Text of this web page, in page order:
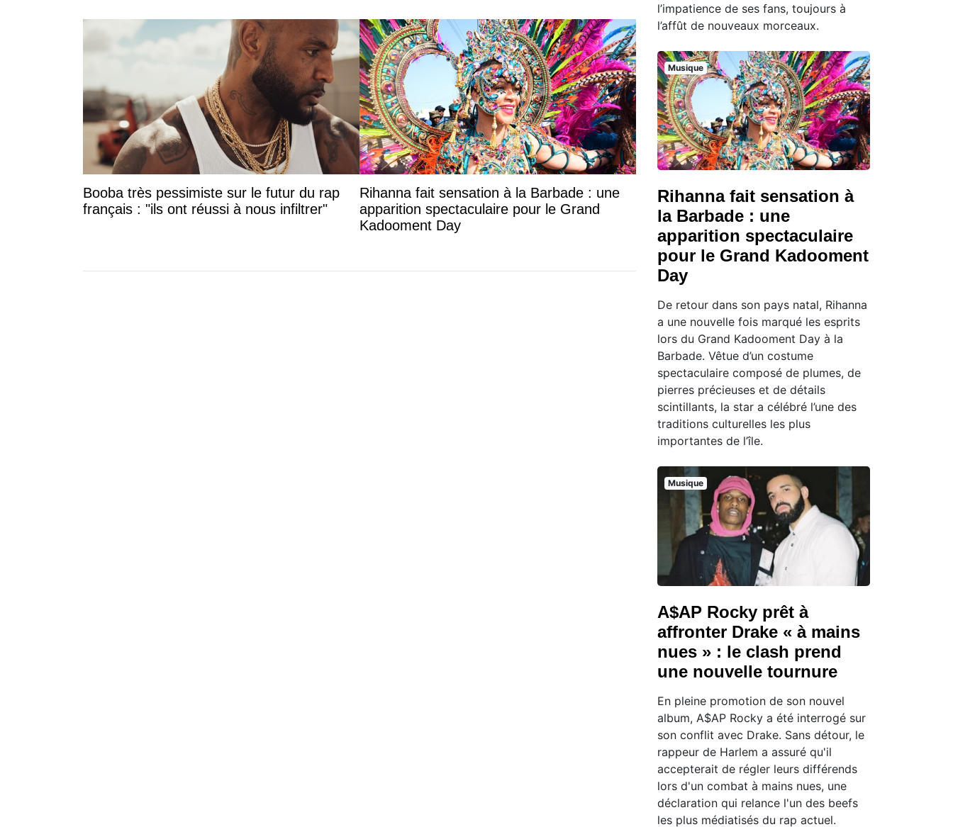
Booba très pessimiste sur le futur du rap
français : "ils ont réussi à nous infiltrer"
Rihanna fait sensation à la Barbade : une
apparition spectaculaire pour le Grand
Kadooment Day
l’impatience de ses fans, toujours à
l’affût de nouveaux morceaux.
Musique
Rihanna fait sensation à
la Barbade : une
apparition spectaculaire
pour le Grand Kadooment
Day
De retour dans son pays natal, Rihanna
a une nouvelle fois marqué les esprits
lors du Grand Kadooment Day à la
Barbade. Vêtue d’un costume
spectaculaire composé de plumes, de
pierres précieuses et de détails
scintillants, la star a célébré l’une des
traditions culturelles les plus
importantes de l’île.
Musique
A$AP Rocky prêt à
affronter Drake « à mains
nues » : le clash prend
une nouvelle tournure
En pleine promotion de son nouvel
album, A$AP Rocky a été interrogé sur
son conflit avec Drake. Sans détour, le
rappeur de Harlem a assuré qu'il
accepterait de régler leurs différends
lors d'un combat à mains nues, une
déclaration qui relance l'un des beefs
les plus médiatisés du rap actuel.